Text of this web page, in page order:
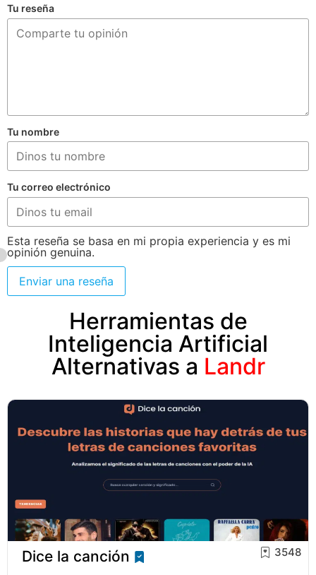
Tu reseña
Tu nombre
Tu correo electrónico
Esta reseña se basa en mi propia experiencia y es mi
opinión genuina.
Enviar una reseña
Herramientas de
Inteligencia Artificial
Alternativas a Landr
Dice la canción 3548